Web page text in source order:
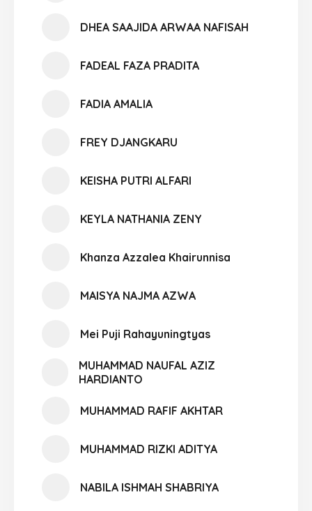
DHEA SAAJIDA ARWAA NAFISAH
FADEAL FAZA PRADITA
FADIA AMALIA
FREY DJANGKARU
KEISHA PUTRI ALFARI
KEYLA NATHANIA ZENY
Khanza Azzalea Khairunnisa
MAISYA NAJMA AZWA
Mei Puji Rahayuningtyas
MUHAMMAD NAUFAL AZIZ
HARDIANTO
MUHAMMAD RAFIF AKHTAR
MUHAMMAD RIZKI ADITYA
NABILA ISHMAH SHABRIYA